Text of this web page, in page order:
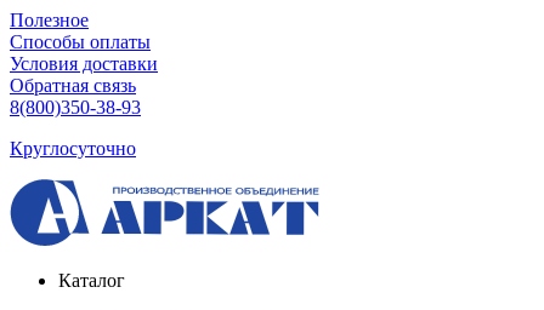
Полезное
Способы оплаты
Условия доставки
Обратная связь
8(800)350-38-93
Круглосуточно
Каталог